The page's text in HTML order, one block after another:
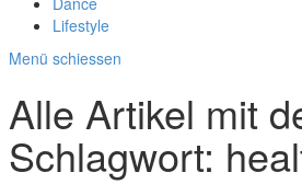
Lifestyle
Menü schiessen
Alle Artikel mit
Schlagwort: